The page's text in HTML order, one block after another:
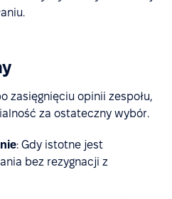
zasięgnięciu opinii zespołu,
za ostateczny wybór.
: Gdy istotne jest
bez rezygnacji z